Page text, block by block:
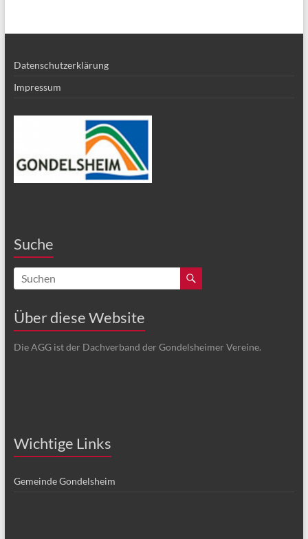
Datenschutzerklärung
Impressum
Suche
Über diese Website
Die AGG ist der Dachverband der Gondelsheimer Vereine.
Wichtige Links
Gemeinde Gondelsheim